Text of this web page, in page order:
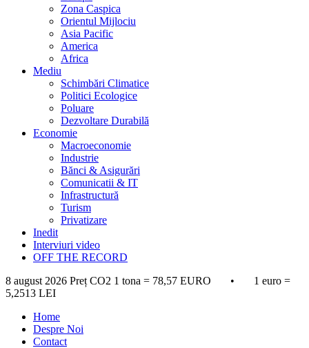
Zona Caspica
Orientul Mijlociu
Asia Pacific
America
Africa
Mediu
Schimbări Climatice
Politici Ecologice
Poluare
Dezvoltare Durabilă
Economie
Macroeconomie
Industrie
Bănci & Asigurări
Comunicatii & IT
Infrastructură
Turism
Privatizare
Inedit
Interviuri video
OFF THE RECORD
8 august 2026 Preț CO2 1 tona = 78,57 EURO • 1 euro =
5,2513 LEI
Home
Despre Noi
Contact